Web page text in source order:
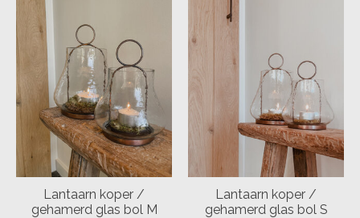
Lantaarn koper /
gehamerd glas bol M
Lantaarn koper /
gehamerd glas bol S